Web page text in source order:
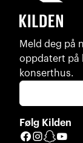
Meld deg på
oppdatert på
konserthus.
Følg Kilden
Facebook